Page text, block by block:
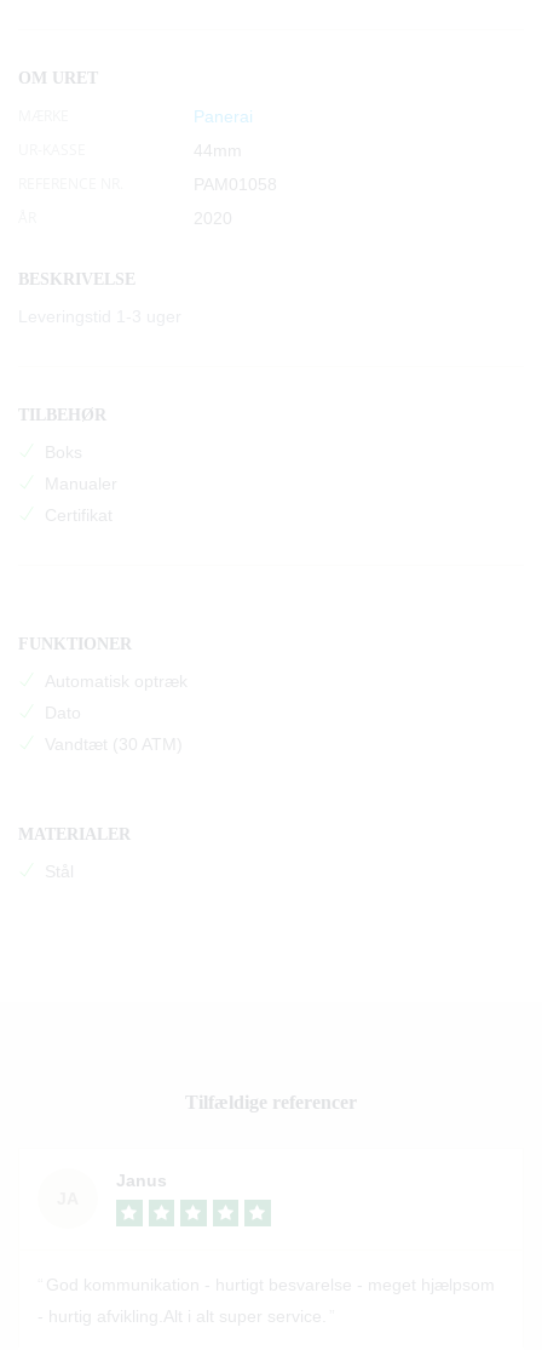
OM URET
Panerai
44mm
PAM01058
2020
BESKRIVELSE
TILBEHØR
Boks
Manualer
Certifikat
FUNKTIONER
Automatisk optræk
Dato
Vandtæt (30 ATM)
MATERIALER
Stål
Tilfældige referencer
Janus
God kommunikation - hurtigt besvarelse - meget hjælpsom
- hurtig afvikling.Alt i alt super service.